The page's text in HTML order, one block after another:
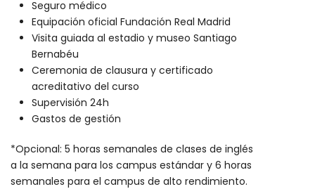
Seguro médico
Equipación oficial Fundación Real Madrid
Visita guiada al estadio y museo Santiago
Bernabéu
Ceremonia de clausura y certificado
acreditativo del curso
Supervisión 24h
Gastos de gestión
*Opcional: 5 horas semanales de clases de inglés
a la semana para los campus estándar y 6 horas
semanales para el campus de alto rendimiento.